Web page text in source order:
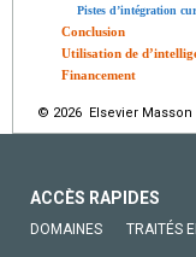
Pistes d’intégration
Conclusion
Utilisation de
Financement
© 2026 Elsevier Masson
ACCÈS RAPIDES
DOMAINES TRAITÉS